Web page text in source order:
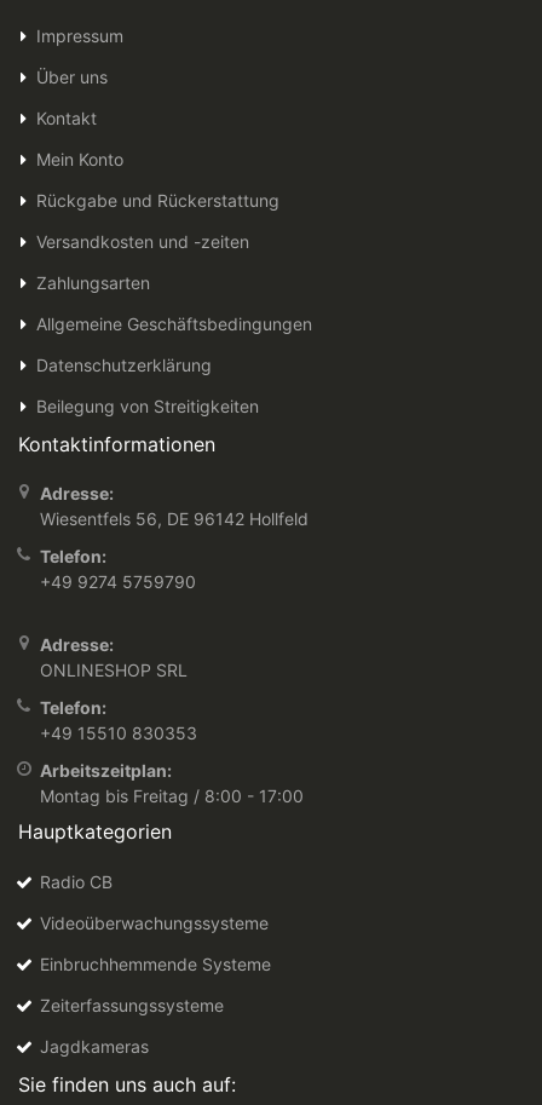
Impressum
Über uns
Kontakt
Mein Konto
Rückgabe und Rückerstattung
Versandkosten und -zeiten
Zahlungsarten
Allgemeine Geschäftsbedingungen
Datenschutzerklärung
Beilegung von Streitigkeiten
Kontaktinformationen
Adresse:
Wiesentfels 56, DE 96142 Hollfeld
Telefon:
+49 9274 5759790
Adresse:
ONLINESHOP SRL
Telefon:
+49 15510 830353
Arbeitszeitplan:
Montag bis Freitag / 8:00 - 17:00
Hauptkategorien
Radio CB
Videoüberwachungssysteme
Einbruchhemmende Systeme
Zeiterfassungssysteme
Jagdkameras
Sie finden uns auch auf: